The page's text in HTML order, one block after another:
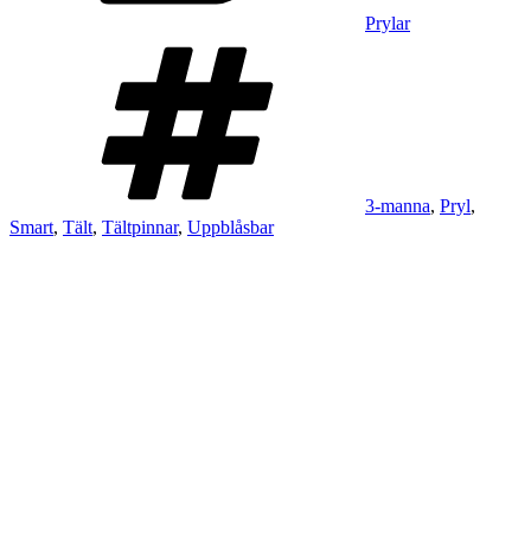
Prylar
3-manna, Pryl,
Smart, Tält, Tältpinnar, Uppblåsbar